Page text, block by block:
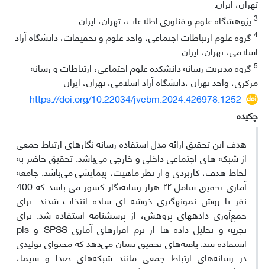
3 پژوهشگاه علوم و فناوری اطلاعات، تهران، ایران
4 گروه علوم ارتباطات اجتماعی، واحد علوم و تحقیقات، دانشگاه آزاد
اسلامی، تهران، ایران
5 گروه مدیریت رسانه دانشکده علوم اجتماعی، ارتباطات و رسانه
مرکزی، واحد تهران ،دانشگاه آزاد اسلامی، تهران، ایران
https://doi.org/10.22034/jvcbm.2024.426978.1252
چکیده
هدف این تحقیق ارائه مدل استفاده رسانه نگارهای ارتباط جمعی
از شبکه های اجتماعی داخلی و خارجی می‌باشد. تحقیق حاضر به
لحاظ هدف، کاربردی و از نظر ماهیت، پیمایشی می‌باشد. جامعه
آماری تحقیق شامل ۲۲ هزار رسانه‌نگار کشور می باشد که 400
نفر با روش نمونه‎گیری خوشه ای ساده انتخاب شدند. برای
جمع‌آوری داده‎ها‌ی پژوهش، از پرسشنامه استفاده شد. برای
تجزیه و تحلیل داده ها از نرم افزارهای آماری SPSS و pls
استفاده شد. یافته‌های تحقیق نشان می‌دهد که محتوای تولیدی
در رسانه‌های ارتباط جمعی مانند شبکه‌های صدا و سیما،